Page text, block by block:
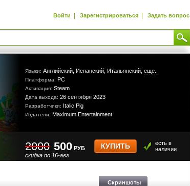
Войти | Зарегистрироваться | Задать вопрос
Языки: Английский, Испанский, Итальянский, еще..
Платформа: PC
Активация: Steam
Дата выхода: 26 сентября 2023
Разработчики: Italic Pig
Издатели: Maximum Entertainment
2000
скидка по 16-авг
500 РУБ КУПИТЬ
есть в
наличии
Скриншоты